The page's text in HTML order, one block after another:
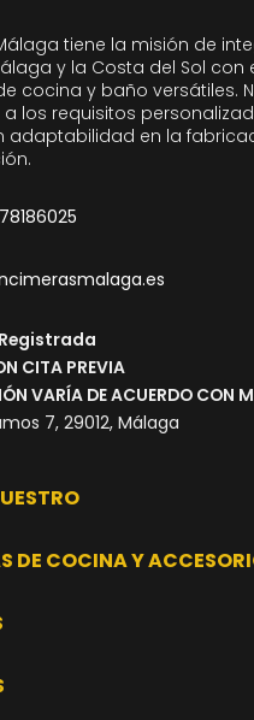
tiene la misión de
y la Costa del Sol con
cocina y baño versátiles.
los requisitos
adaptabilidad en la
CITA PREVIA
VARÍA DE ACUERDO CON
7, 29012, Málaga
DE COCINA Y